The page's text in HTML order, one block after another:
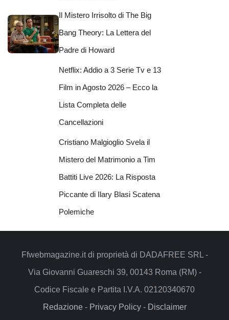
Il Mistero Irrisolto di The Big
Bang Theory: La Lettera del
Padre di Howard
Netflix: Addio a 3 Serie Tv e 13
Film in Agosto 2026 – Ecco la
Lista Completa delle
Cancellazioni
Cristiano Malgioglio Svela il
Mistero del Matrimonio a Tim
Battiti Live 2026: La Risposta
Piccante di Ilary Blasi Scatena
Polemiche
Ffwebmagazine.it di proprietà di DADAFREE SRL -
Via Giovanni Guareschi 39, 00143 Roma (RM) -
Codice Fiscale e Partita I.V.A. 02120340670
Redazione- Privacy Policy- Disclaimer